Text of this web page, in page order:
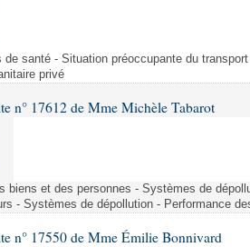
de santé - Situation préoccupante du
privé
n° 17612 de Mme Michèle Tabarot
biens et des personnes - Systèmes de
- Systèmes de dépollution - Performance
n° 17550 de Mme Émilie Bonnivard